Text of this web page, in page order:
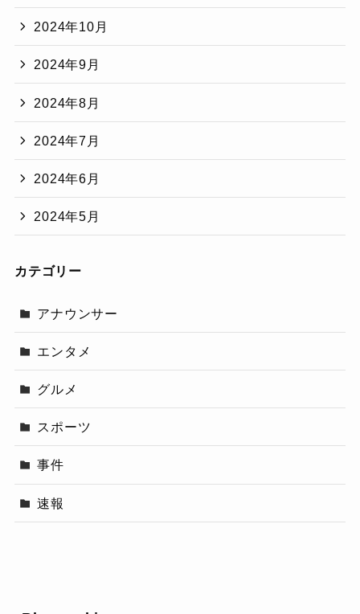
2024年10月
2024年9月
2024年8月
2024年7月
2024年6月
2024年5月
カテゴリー
アナウンサー
エンタメ
グルメ
スポーツ
事件
速報